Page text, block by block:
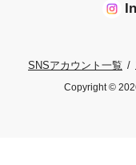
SNSアカウント一覧
Copyright ©